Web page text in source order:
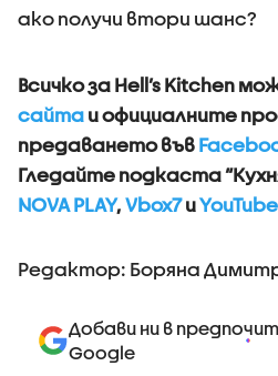
ако получи втори шанс?
Всичко за Hell’s Kitchen
сайта и официалните
предаването във
Гледайте подкаста
NOVA PLAY, Vbox7иYouTube
Редактор: Боряна
Добави ни в
Google